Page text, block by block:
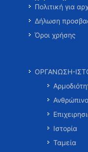
Πολιτική για
Δήλωση
Όροι χρήσης
ΟΡΓΑΝΩΣΗ-
Ιστορία
Ταμεία